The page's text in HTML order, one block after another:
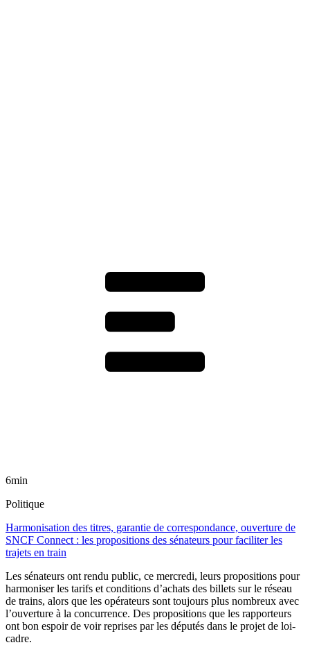
6min
Politique
Harmonisation des titres, garantie de correspondance, ouverture de
SNCF Connect : les propositions des sénateurs pour faciliter les
trajets en train
Les sénateurs ont rendu public, ce mercredi, leurs propositions pour
harmoniser les tarifs et conditions d’achats des billets sur le réseau
de trains, alors que les opérateurs sont toujours plus nombreux avec
l’ouverture à la concurrence. Des propositions que les rapporteurs
ont bon espoir de voir reprises par les députés dans le projet de loi-
cadre.